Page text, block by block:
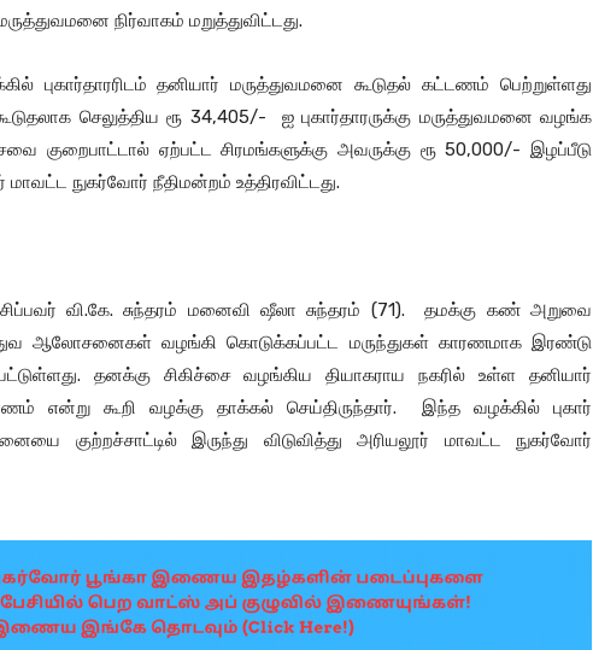
நிர்வாகம் மறுத்துவிட்டது.
புகார்தாரரிடம் தனியார் மருத்துவமனை கூடுதல் கட்டணம் பெற்றுள்ளது
செலுத்திய ரூ 34,405/- ஐ புகார்தாரருக்கு மருத்துவமனை வழங்க
குறைபாட்டால் ஏற்பட்ட சிரமங்களுக்கு அவருக்கு ரூ 50,000/- இழப்பீடு
நுகர்வோர் நீதிமன்றம் உத்திரவிட்டது.
வி.கே. சுந்தரம் மனைவி ஷீலா சுந்தரம் (71). தமக்கு கண் அறுவை
ஆலோசனைகள் வழங்கி கொடுக்கப்பட்ட மருந்துகள் காரணமாக இரண்டு
தனக்கு சிகிச்சை வழங்கிய தியாகராய நகரில் உள்ள தனியார்
என்று கூறி வழக்கு தாக்கல் செய்திருந்தார். இந்த வழக்கில் புகார்
குற்றச்சாட்டில் இருந்து விடுவித்து அரியலூர் மாவட்ட நுகர்வோர்